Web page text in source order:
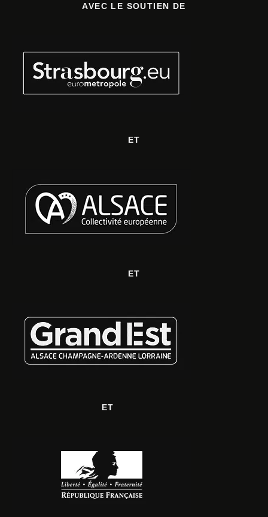
AVEC LE SOUTIEN DE
ET
ET
ET